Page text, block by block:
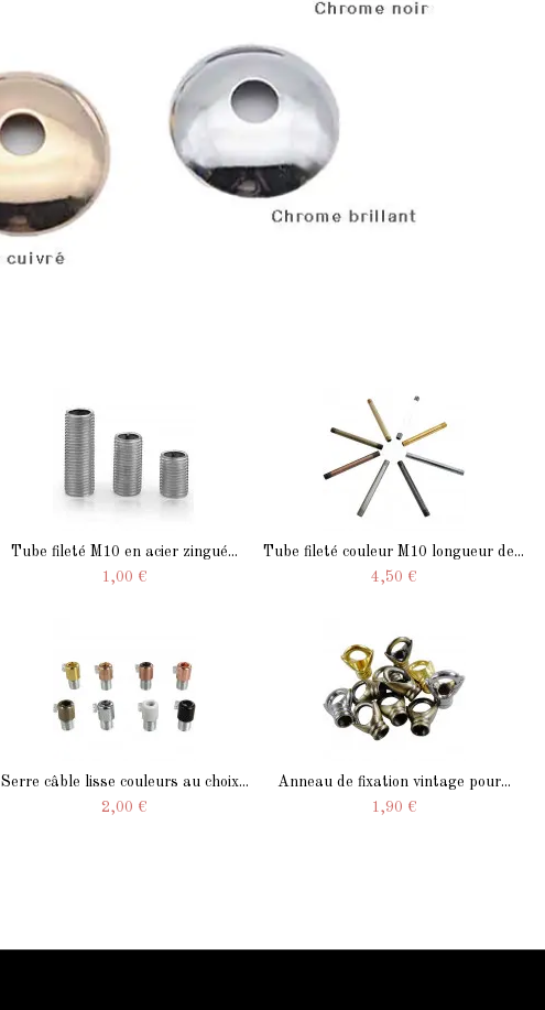
Tube fileté M10 en acier zingué...
1,00 €
Tube fileté couleur M10 longueur de...
4,50 €
Serre câble lisse couleurs au choix...
2,00 €
Anneau de fixation vintage pour...
1,90 €